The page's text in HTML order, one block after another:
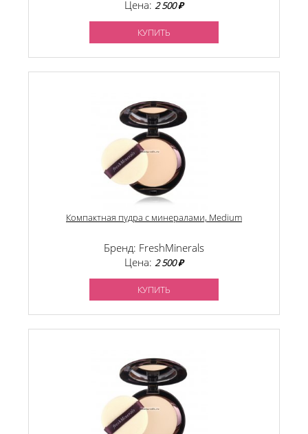
Цена: 2 500 ₽
КУПИТЬ
Компактная пудра с минералами, Medium
Бренд: FreshMinerals
Цена: 2 500 ₽
КУПИТЬ